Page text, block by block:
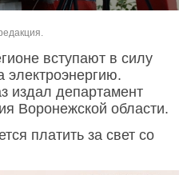
вступают в силу
электроэнергию.
издал департамент
Воронежской области.
платить за свет со